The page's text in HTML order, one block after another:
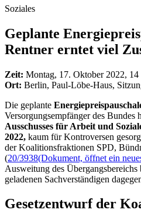
Soziales
Geplante
Rentner erntet viel
Zeit: Montag, 17. Oktober 2022,
Ort: Berlin, Paul-Löbe-Haus,
Die geplante
Versorgungsempfänger des Bundes
Ausschusses für Arbeit und
2022, kaum für Kontroversen
der Koalitionsfraktionen SPD,
(20/3938(Dokument, öffnet ein
Ausweitung des
geladenen Sachverständigen
Gesetzentwurf der